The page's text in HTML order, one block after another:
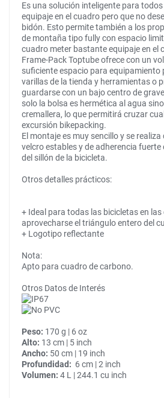
Es una solución inteligente para
equipaje en el cuadro pero que no
bidón. Esto permite también a los
de montaña tipo fully con espacio
cuadro meter bastante equipaje en el
Frame-Pack Toptube ofrece con un
suficiente espacio para equipamiento
varillas de la tienda y herramientas o
guardarse con un bajo centro de
solo la bolsa es hermética al agua
cremallera, lo que permitirá cruzar
excursión bikepacking.
El montaje es muy sencillo y se
velcro estables y de adherencia fuerte
del sillón de la bicicleta.
Otros detalles prácticos:
+ Ideal para todas las bicicletas en las
aprovecharse el triángulo entero del
+ Logotipo reflectante
Nota:
Apto para cuadro de carbono.
Otros Datos de Interés
Peso: 170 g | 6 oz
Alto: 13 cm | 5 inch
Ancho: 50 cm | 19 inch
Profundidad: 6 cm | 2 inch
Volumen: 4 L | 244.1 cu inch